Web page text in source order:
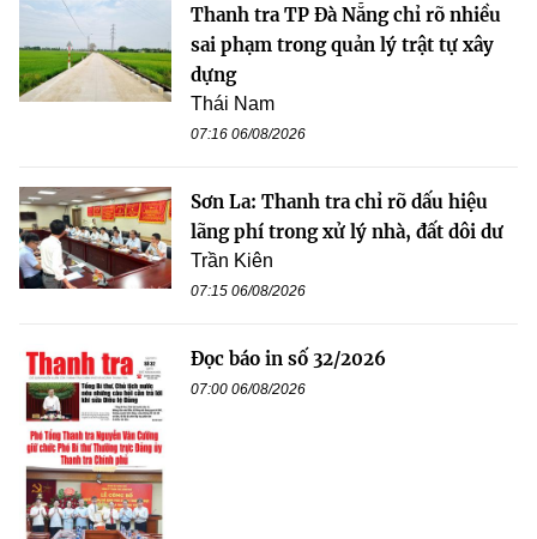
Thanh tra TP Đà Nẵng chỉ rõ nhiều
sai phạm trong quản lý trật tự xây
dựng
Thái Nam
07:16 06/08/2026
Sơn La: Thanh tra chỉ rõ dấu hiệu
lãng phí trong xử lý nhà, đất dôi dư
Trần Kiên
07:15 06/08/2026
Đọc báo in số 32/2026
07:00 06/08/2026